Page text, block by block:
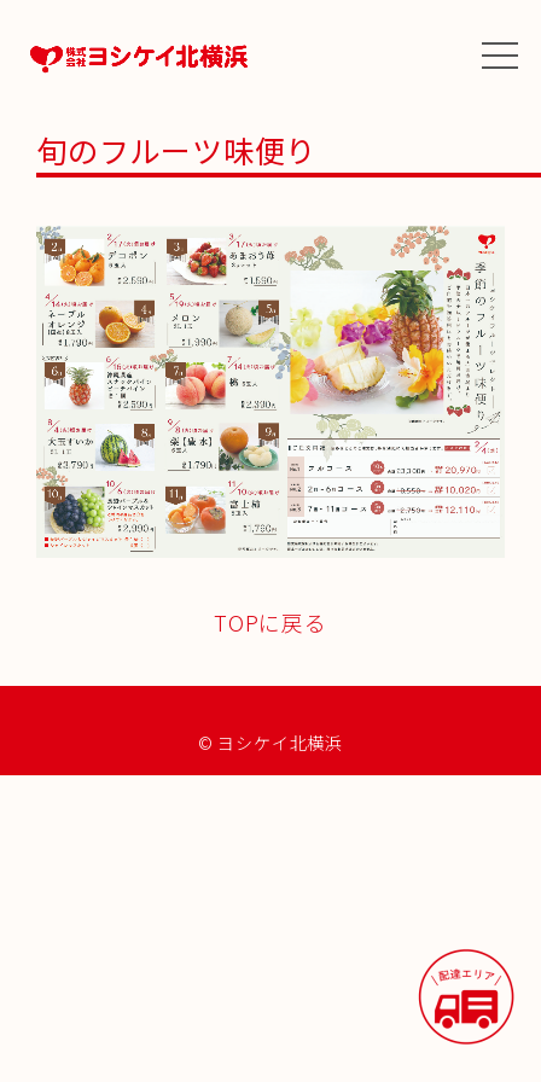
旬のフルーツ味便り
TOPに戻る
© ヨシケイ北横浜